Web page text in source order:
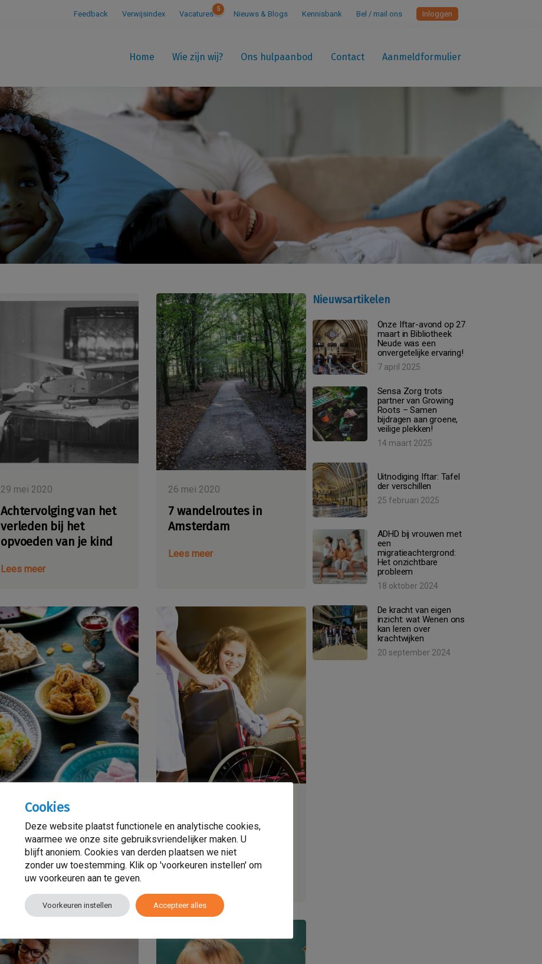
Feedback Verwijsindex Vacatures
5
Nieuws & Blogs Kennisbank Bel / mail ons Inloggen
Home Wie zijn wij? Ons hulpaanbod Contact Aanmeldformulier
29 mei 2020
Achtervolging van het
verleden bij het
opvoeden van je kind
Lees meer
26 mei 2020
7 wandelroutes in
Amsterdam
Lees meer
19 mei 2020
Wel of geen
Suikerfeest vieren?
Lees meer
Wat doet een
jeugdzorgwerker of
hulpverlener?
Nieuwsartikelen
Onze Iftar-avond op 27
maart in Bibliotheek
Neude was een
onvergetelijke ervaring!
7 april 2025
Sensa Zorg trots
partner van Growing
Roots – Samen
bijdragen aan groene,
veilige plekken!
14 maart 2025
Uitnodiging Iftar: Tafel
der verschillen
25 februari 2025
ADHD bij vrouwen met
een
migratieachtergrond:
Het onzichtbare
probleem
18 oktober 2024
De kracht van eigen
inzicht: wat Wenen ons
kan leren over
krachtwijken
20 september 2024
Cookies
Deze website plaatst functionele en analytische cookies,
waarmee we onze site gebruiksvriendelijker maken. U
blijft anoniem. Cookies van derden plaatsen we niet
zonder uw toestemming. Klik op 'voorkeuren instellen' om
uw voorkeuren aan te geven.
Voorkeuren instellen Accepteer alles